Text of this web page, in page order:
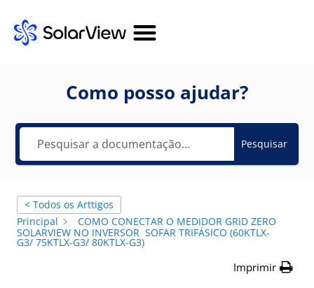
Como posso ajudar?
Pesquisar
< Todos os Arttigos
Principal
COMO CONECTAR O MEDIDOR GRID ZERO
SOLARVIEW NO INVERSOR SOFAR TRIFÁSICO (60KTLX-
G3/ 75KTLX-G3/ 80KTLX-G3)
Imprimir